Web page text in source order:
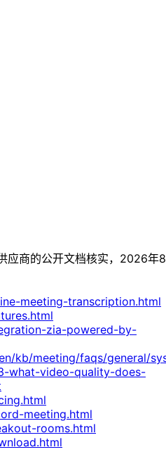
应商的公开文档核实，2026年8
meeting-transcription.html
zia-powered-by-
kb/meeting/faqs/general/
what-video-quality-does-
meeting.html
rooms.html